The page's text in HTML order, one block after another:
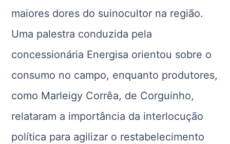
maiores dores do suinocultor na região.
Uma palestra conduzida pela
concessionária Energisa orientou sobre o
consumo no campo, enquanto produtores,
como Marleigy Corrêa, de Corguinho,
relataram a importância da interlocução
política para agilizar o restabelecimento